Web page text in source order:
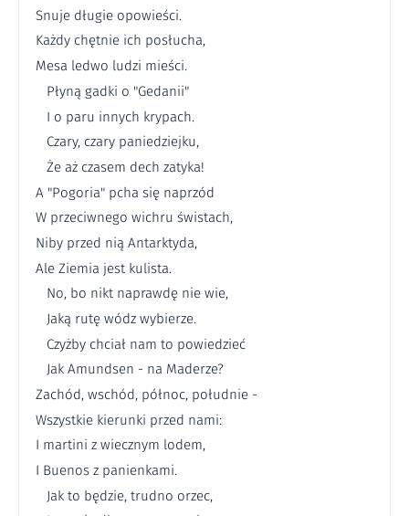
Snuje długie opowieści.
Każdy chętnie ich posłucha,
Mesa ledwo ludzi mieści.
Płyną gadki o "Gedanii"
I o paru innych krypach.
Czary, czary paniedziejku,
Że aż czasem dech zatyka!
A "Pogoria" pcha się naprzód
W przeciwnego wichru świstach,
Niby przed nią Antarktyda,
Ale Ziemia jest kulista.
No, bo nikt naprawdę nie wie,
Jaką rutę wódz wybierze.
Czyżby chciał nam to powiedzieć
Jak Amundsen - na Maderze?
Zachód, wschód, północ, południe -
Wszystkie kierunki przed nami:
I martini z wiecznym lodem,
I Buenos z panienkami.
Jak to będzie, trudno orzec,